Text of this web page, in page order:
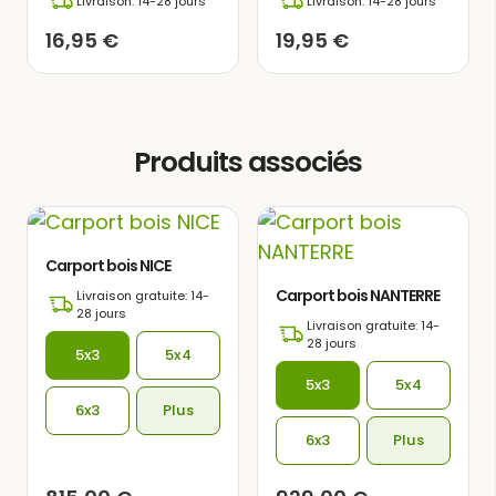
dont vos véhicules ont besoin.
16,95 € 19,95 €
Produits associés
Carport bois NICE
Livraison gratuite: 14-
28 jours
5x3 5x4
6x3 Plus
Carport bois NANTERRE
Livraison gratuite: 14-
28 jours
5x3 5x4
6x3 Plus